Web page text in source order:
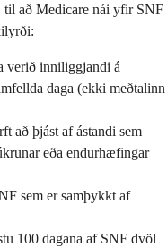
að Medicare nái yfir SNF
verið inniliggjandi á
daga (ekki meðtalinn
að þjást af ástandi sem
eða endurhæfingar
sem er samþykkt af
100 dagana af SNF dvöl